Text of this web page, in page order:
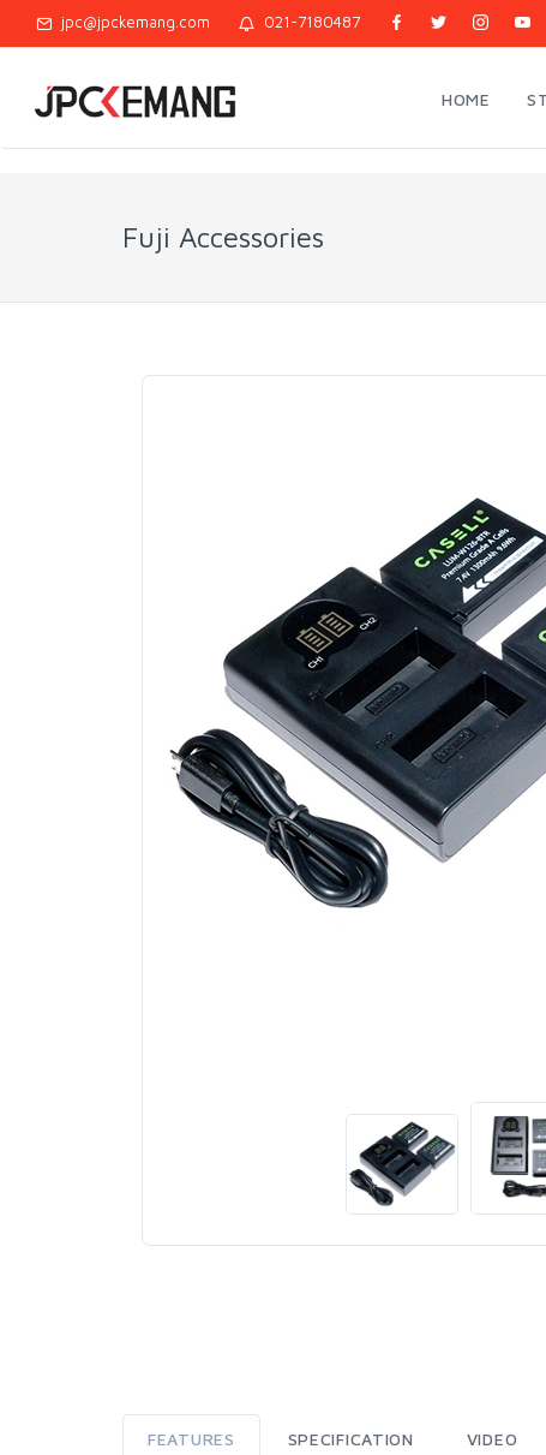
jpc@jpckemang.com 021-7180487
HOME
Fuji Accessories
FEATURES SPECIFICATION VIDEO